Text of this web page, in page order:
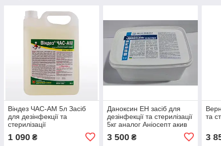
Віндез ЧАС-АМ 5л Засіб
для дезінфекції та
стерилізації
1 090 ₴
Даноксин ЕН засіб для
дезінфекції та стерилізації
5кг аналог Аніосепт акив
3 500₴
та
3